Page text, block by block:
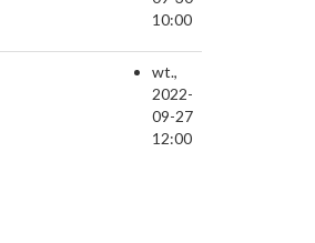
10:00
wt.,
2022-
09-27
12:00